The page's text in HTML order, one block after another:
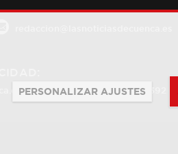
684 126 573 / 670 726 392
PERSONALIZAR AJUSTES